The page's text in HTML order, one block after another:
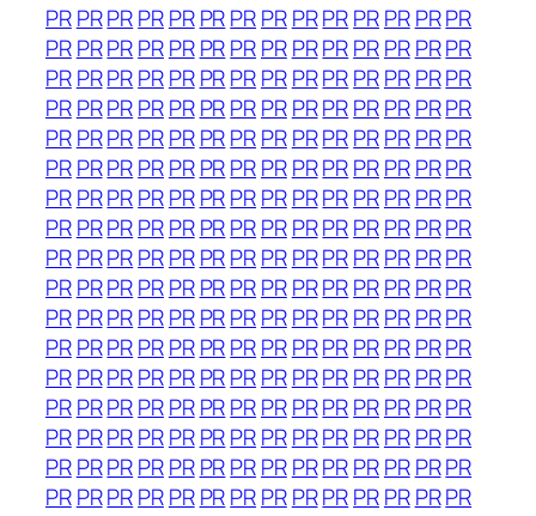
PRPRPRPRPR PRPRPRPRPRPRPR PRPR
PRPRPRPRPR PRPRPRPRPRPRPR PRPR
PRPRPRPRPR PRPRPRPRPRPRPR PRPR
PRPRPRPRPR PRPRPRPRPRPRPR PRPR
PRPRPRPRPR PRPRPRPRPRPRPR PRPR
PRPRPRPRPR PRPRPRPRPRPRPR PRPR
PRPRPRPRPR PRPRPRPRPRPRPR PRPR
PRPRPRPRPR PRPRPRPRPRPRPR PRPR
PRPRPRPRPR PRPRPRPRPRPRPR PRPR
PRPRPRPRPR PRPRPRPRPRPRPR PRPR
PRPRPRPRPR PRPRPRPRPRPRPR PRPR
PRPRPRPRPR PRPRPRPRPRPRPR PRPR
PRPRPRPRPR PRPRPRPRPRPRPR PRPR
PRPRPRPRPR PRPRPRPRPRPRPR PRPR
PRPRPRPRPR PRPRPRPRPRPRPR PRPR
PRPRPRPRPR PRPRPRPRPRPRPR PRPR
PRPRPRPRPR PRPRPRPRPRPRPR PRPR